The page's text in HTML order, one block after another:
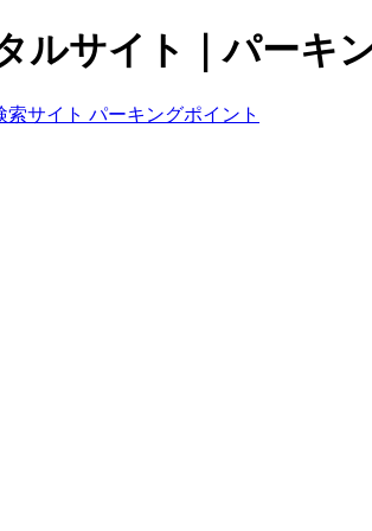
ルサイト｜パーキ
サイト パーキングポイント